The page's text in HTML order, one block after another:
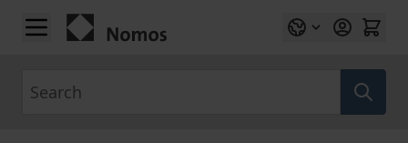
Skip to Content